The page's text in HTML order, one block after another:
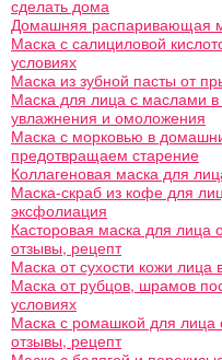
сделать дома
Домашняя распаривающая
Маска с салициловой
условиях
Маска из зубной пасты от
Маска для лица с маслами
увлажнения и омоложения
Маска с морковью в
предотвращаем старение
Коллагеновая маска для
Маска-скраб из кофе для
эксфолиация
Касторовая маска для
отзывы, рецепт
Маска от сухости кожи
Маска от рубцов, шрамов
условиях
Маска с ромашкой для
отзывы, рецепт